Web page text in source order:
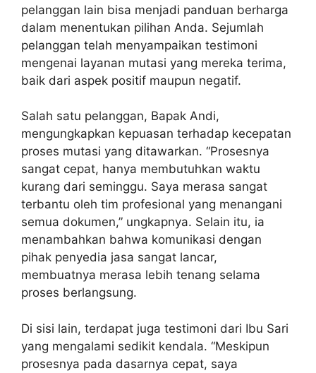
pelanggan lain bisa menjadi panduan berharga
dalam menentukan pilihan Anda. Sejumlah
pelanggan telah menyampaikan testimoni
mengenai layanan mutasi yang mereka terima,
baik dari aspek positif maupun negatif.
Salah satu pelanggan, Bapak Andi,
mengungkapkan kepuasan terhadap kecepatan
proses mutasi yang ditawarkan. “Prosesnya
sangat cepat, hanya membutuhkan waktu
kurang dari seminggu. Saya merasa sangat
terbantu oleh tim profesional yang menangani
semua dokumen,” ungkapnya. Selain itu, ia
menambahkan bahwa komunikasi dengan
pihak penyedia jasa sangat lancar,
membuatnya merasa lebih tenang selama
proses berlangsung.
Di sisi lain, terdapat juga testimoni dari Ibu Sari
yang mengalami sedikit kendala. “Meskipun
prosesnya pada dasarnya cepat, saya